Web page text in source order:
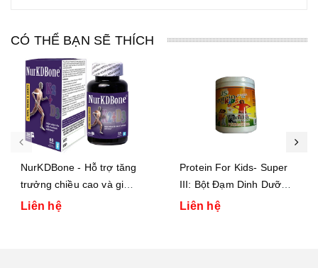
CÓ THỂ BẠN SẼ THÍCH
NurKDBone - Hỗ trợ tăng
trưởng chiều cao và giúp
xương chắc khỏe toàn
Liên hệ
Protein For Kids- Super
III: Bột Đạm Dinh Dưỡng
Cao Cấp Cho Trẻ Em
Liên hệ